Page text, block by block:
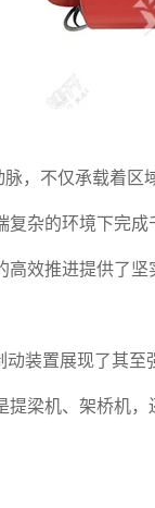
，不仅承载着
复杂的环境下完
效推进提供了坚
装置展现了其
提梁机、架桥机